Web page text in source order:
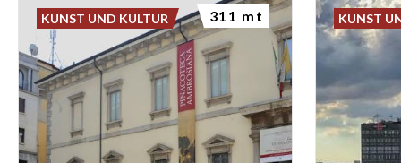
KUNST UND KULTUR 311 mt KUNST